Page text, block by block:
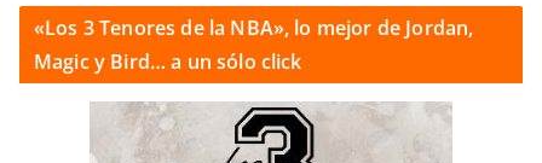
«Los 3 Tenores de la NBA», lo mejor de Jordan,
Magic y Bird… a un sólo click